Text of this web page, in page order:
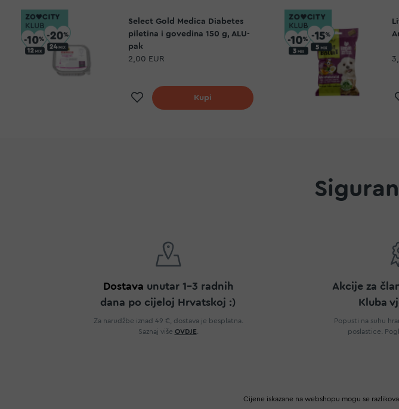
Select Gold Medica Diabetes
piletina i govedina 150 g, ALU-
pak
2,00 EUR
Dodaj na listu želja
Kupi
Dostava unutar 1-3 radnih
dana po cijeloj Hrvatskoj :)
Za narudžbe iznad 49 €, dostava je besplatna.
Saznaj više OVDJE
Akcije za
Kluba
Popusti na suhu
poslastice.
Cijene iskazane na webshopu mogu se